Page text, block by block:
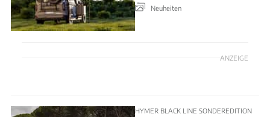
Neuheiten
ANZEIGE
HYMER BLACK LINE SONDEREDITION